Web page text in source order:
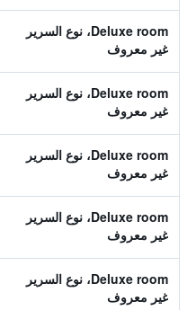
Deluxe room، نوع السرير
غير معروف
Deluxe room، نوع السرير
غير معروف
Deluxe room، نوع السرير
غير معروف
Deluxe room، نوع السرير
غير معروف
Deluxe room، نوع السرير
غير معروف